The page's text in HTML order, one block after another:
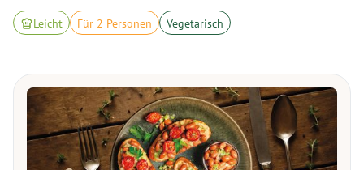
Leicht Für 2 Personen Vegetarisch